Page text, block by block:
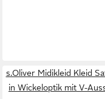
s.Oliver Midikleid Kleid
in Wickeloptik mit V-